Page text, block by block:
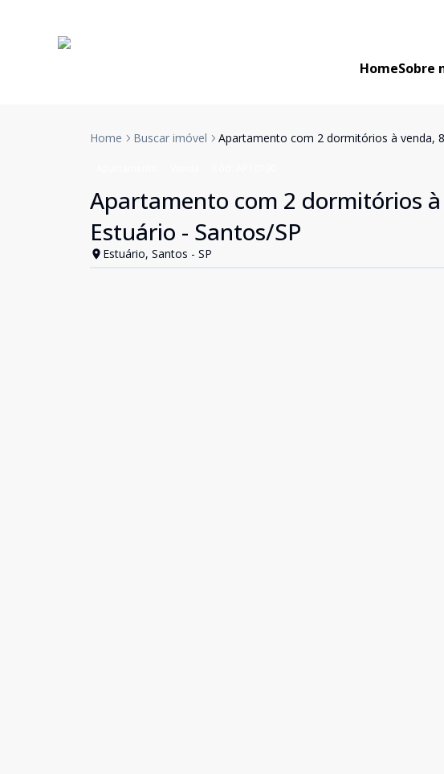
HomeSobre
Home Buscar imóvel Apartamento com 2 dormitórios à venda,
Apartamento com 2 dormitórios à
Estuário - Santos/SP
Estuário, Santos - SP